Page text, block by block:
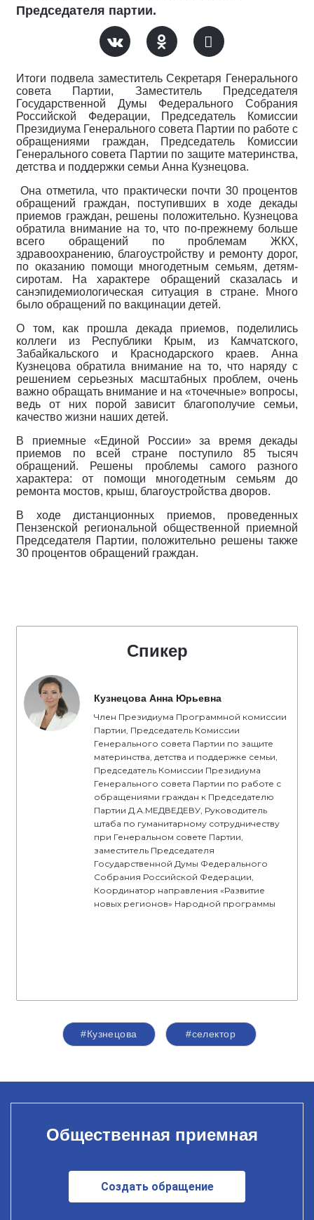
Председателя партии.
Итоги подвела заместитель Секретаря Генерального
совета Партии, Заместитель Председателя
Государственной Думы Федерального Собрания
Российской Федерации, Председатель Комиссии
Президиума Генерального совета Партии по работе с
обращениями граждан, Председатель Комиссии
Генерального совета Партии по защите материнства,
детства и поддержки семьи Анна Кузнецова.
Она отметила, что практически почти 30 процентов
обращений граждан, поступивших в ходе декады
приемов граждан, решены положительно. Кузнецова
обратила внимание на то, что по-прежнему больше
всего обращений по проблемам ЖКХ,
здравоохранению, благоустройству и ремонту дорог,
по оказанию помощи многодетным семьям, детям-
сиротам. На характере обращений сказалась и
санэпидемиологическая ситуация в стране. Много
было обращений по вакцинации детей.
О том, как прошла декада приемов, поделились
коллеги из Республики Крым, из Камчатского,
Забайкальского и Краснодарского краев. Анна
Кузнецова обратила внимание на то, что наряду с
решением серьезных масштабных проблем, очень
важно обращать внимание и на «точечные» вопросы,
ведь от них порой зависит благополучие семьи,
качество жизни наших детей.
В приемные «Единой России» за время декады
приемов по всей стране поступило 85 тысяч
обращений. Решены проблемы самого разного
характера: от помощи многодетным семьям до
ремонта мостов, крыш, благоустройства дворов.
В ходе дистанционных приемов, проведенных
Пензенской региональной общественной приемной
Председателя Партии, положительно решены также
30 процентов обращений граждан.
Спикер
Кузнецова Анна Юрьевна
Член Президиума Программной комиссии
Партии, Председатель Комиссии
Генерального совета Партии по защите
материнства, детства и поддержке семьи,
Председатель Комиссии Президиума
Генерального совета Партии по работе с
обращениями граждан к Председателю
Партии Д.А.МЕДВЕДЕВУ, Руководитель
штаба по гуманитарному сотрудничеству
при Генеральном совете Партии,
заместитель Председателя
Государственной Думы Федерального
Собрания Российской Федерации,
Координатор направления «Развитие
новых регионов» Народной программы
#Кузнецова #селектор
Общественная приемная
Создать обращение